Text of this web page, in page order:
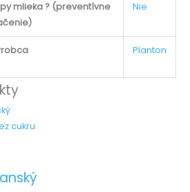
mlieka ? (preventívne
Nie
Planton